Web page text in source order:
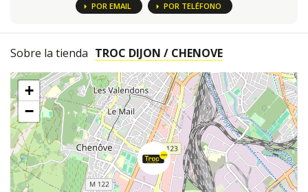
POR EMAIL POR TELÉFONO
Sobre la tienda TROC DIJON / CHENOVE
+
−